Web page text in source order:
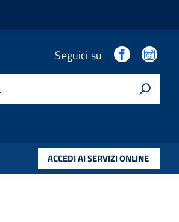
Seguici su
ACCEDI AI SERVIZI ONLINE